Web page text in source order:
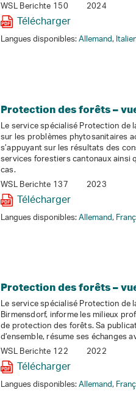
WSL Berichte 150
2024
Télécharger
Langues disponibles:Allemand,
Protection des forêts –
Le service spécialisé Protection de
sur les problèmes phytosanitaires
s’appuyant sur les résultats des
services forestiers cantonaux
cas.
WSL Berichte 137
2023
Télécharger
Langues disponibles:Allemand,
Protection des forêts –
Le service spécialisé Protection de
Birmensdorf, informe les milieux
de protection des forêts. Sa
d’ensemble, résume ses
WSL Berichte 122
2022
Télécharger
Langues disponibles:Allemand,